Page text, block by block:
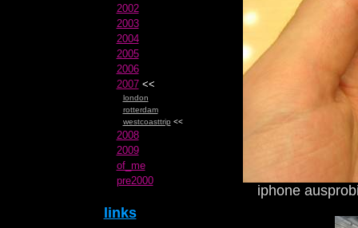
2002
2003
2004
2005
2006
2007<<
london
rotterdam
westcoasttrip <<
2008
2009
of_me
pre2000
links
iphone